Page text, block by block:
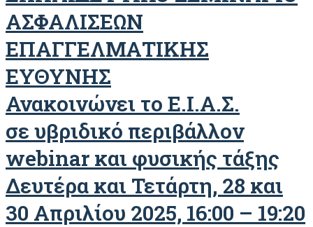
ΑΣΦΑΛΙΣΕΩΝ
ΕΠΑΓΓΕΛΜΑΤΙΚΗΣ
ΕΥΘΥΝΗΣ
Ανακοινώνει το Ε.Ι.Α.Σ.
σε υβριδικό περιβάλλον
webinar και φυσικής τάξης
Δευτέρα και Τετάρτη, 28 και
30 Απριλίου 2025, 16:00 – 19:20